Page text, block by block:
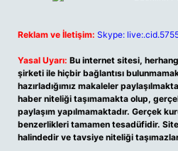
Reklam ve İletişim: Skype:
Yasal Uyarı: Bu internet sitesi,
şirketi ile hiçbir bağlantısı
hazırladığımız makaleler
haber niteliği taşımamakta olup,
paylaşım yapılmamaktadır. Gerçek
benzerlikleri tamamen tesadüfidir.
halindedir ve tavsiye niteliği